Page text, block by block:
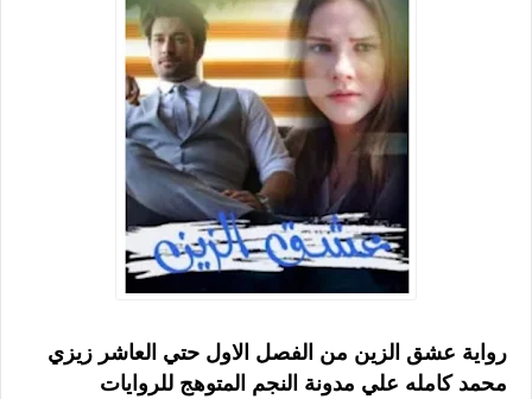
رواية عشق الزين من الفصل الاول حتي العاشر زيزي
محمد كامله علي مدونة النجم المتوهج للروايات